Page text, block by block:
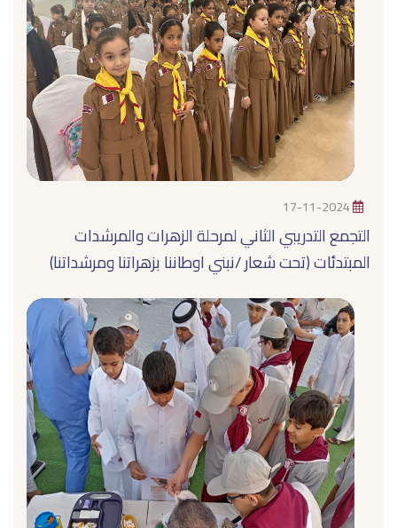
17-11-2024
التجمع التدريبي الثاني لمرحلة الزهرات والمرشدات
المبتدئات (تحت شعار /نبني اوطاننا بزهراتنا ومرشداتنا)